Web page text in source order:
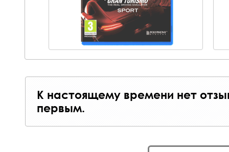
К настоящему времени нет
первым.